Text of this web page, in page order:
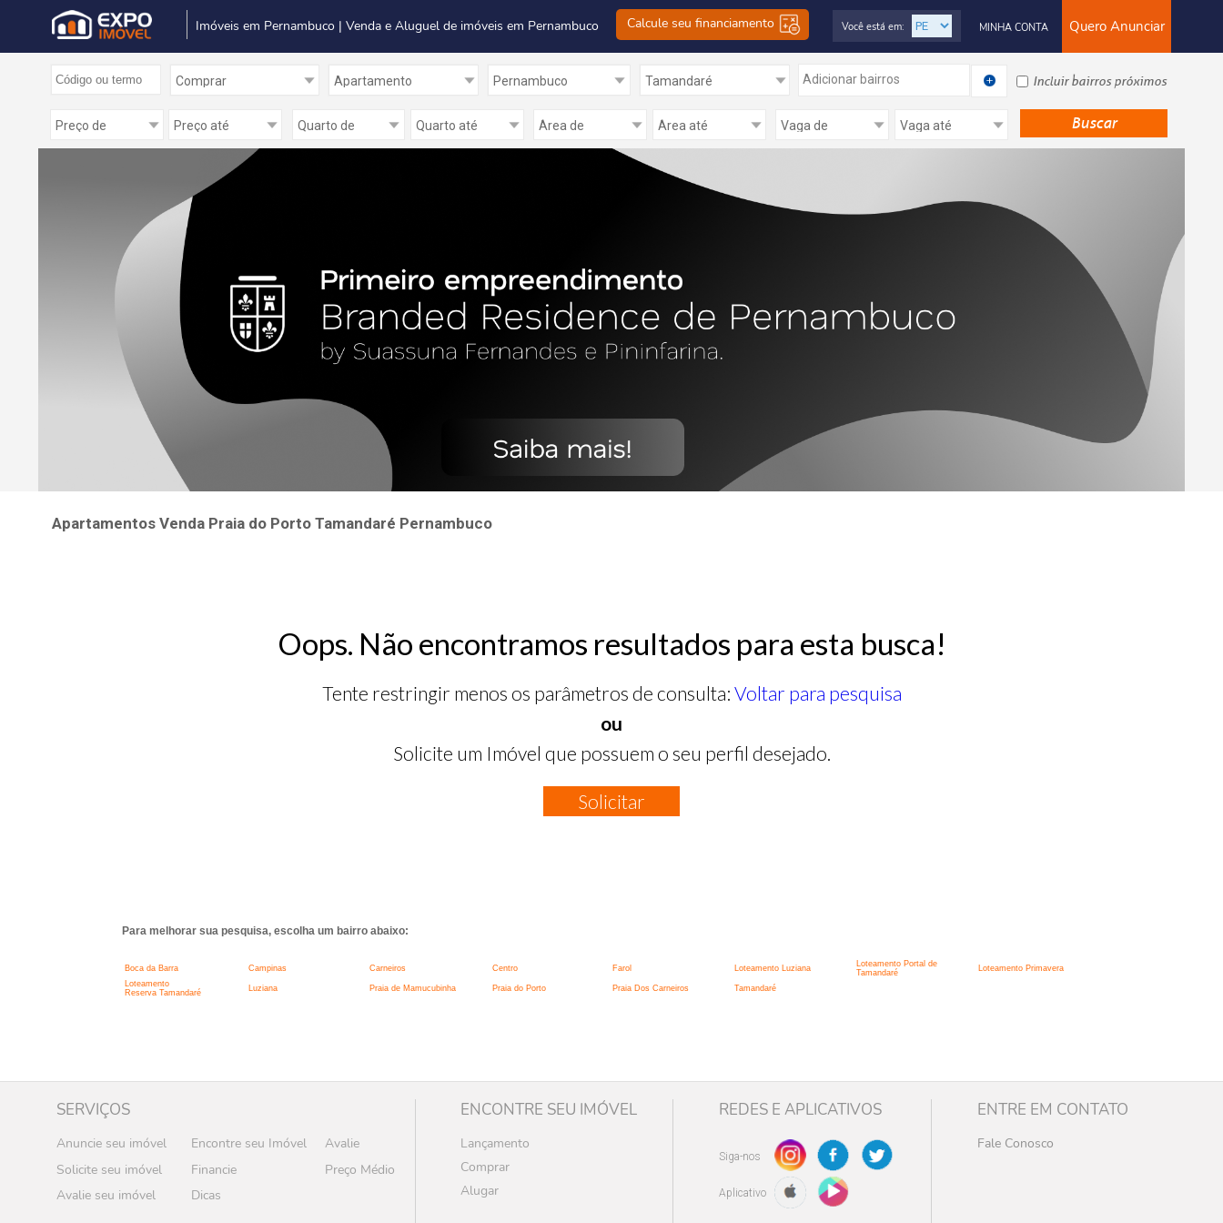
Imóveis em Pernambuco | Venda e Aluguel de imóveis em Pernambuco Calcule seu financiamento Quero Anunciar
MINHA CONTA
Você está em:
Adicionar bairros Incluir bairros próximos
Apartamentos Venda Praia do Porto Tamandaré Pernambuco
Oops. Não encontramos resultados para esta busca!
Tente restringir menos os parâmetros de consulta: Voltar para pesquisa
ou
Solicite um Imóvel que possuem o seu perfil desejado.
Solicitar
Para melhorar sua pesquisa, escolha um bairro abaixo:
Boca da Barra Campinas Carneiros Centro Farol Loteamento Luziana
Loteamento Portal de
Tamandaré
Loteamento Primavera
Loteamento
Reserva Tamandaré
Luziana Praia de Mamucubinha Praia do Porto Praia Dos Carneiros Tamandaré
SERVIÇOS
Anuncie seu imóvel Encontre seu Imóvel
Avalie
Solicite seu imóvel
Financie
Preço Médio
Avalie seu imóvel
Dicas
ENCONTRE SEU IMÓVEL
Lançamento
Comprar
Alugar
REDES E APLICATIVOS
Siga-nos
Aplicativo
ENTRE EM CONTATO
Fale Conosco